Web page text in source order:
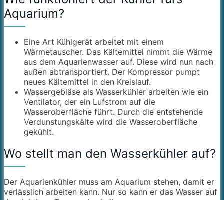
Aquarium?
Eine Art Kühlgerät arbeitet mit einem
Wärmetauscher. Das Kältemittel nimmt die Wärme
aus dem Aquarienwasser auf. Diese wird nun nach
außen abtransportiert. Der Kompressor pumpt
neues Kältemittel in den Kreislauf.
Wassergebläse als Wasserkühler arbeiten wie ein
Ventilator, der ein Lufstrom auf die
Wasseroberfläche führt. Durch die entstehende
Verdunstungskälte wird die Wasseroberfläche
gekühlt.
Wo stellt man den Wasserkühler auf?
Der Aquarienkühler muss am Aquarium stehen, damit er
verlässlich arbeiten kann. Nur so kann er das Wasser auf